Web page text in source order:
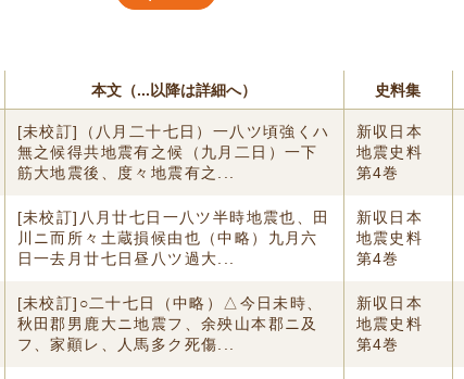
本文（...以降は詳細へ） 史料集
[未校訂]（八月二十七日）一八ツ頃強くハ
無之候得共地震有之候（九月二日）一下
筋大地震後、度々地震有之...
新収日本
地震史料
第4巻
[未校訂]八月廿七日一八ツ半時地震也、田
川ニ而所々土蔵損候由也（中略）九月六
日一去月廿七日昼八ツ過大...
新収日本
地震史料
第4巻
[未校訂]○二十七日（中略）△今日未時、
秋田郡男鹿大ニ地震フ、余殃山本郡ニ及
フ、家顚レ、人馬多ク死傷...
新収日本
地震史料
第4巻